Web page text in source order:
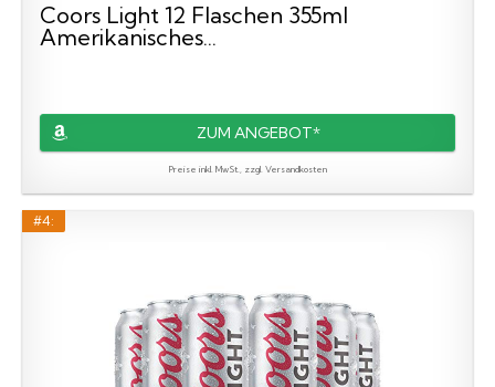
Coors Light 12 Flaschen 355ml
Amerikanisches...
ZUM ANGEBOT*
Preise inkl. MwSt., zzgl. Versandkosten
#4: